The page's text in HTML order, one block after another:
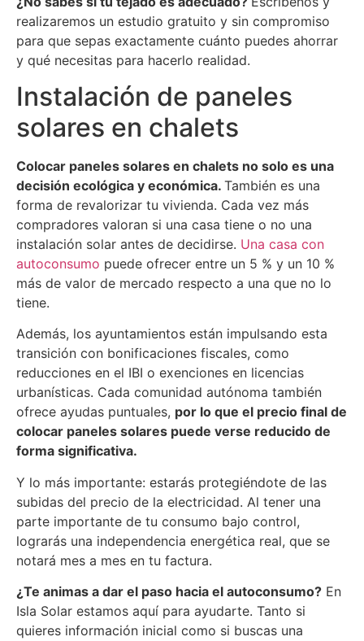
realizaremos un estudio gratuito y sin compromiso
para que sepas exactamente cuánto puedes ahorrar
y qué necesitas para hacerlo realidad.
Instalación de paneles
solares en chalets
Colocar paneles solares en chalets no solo es una
decisión ecológica y económica. También es una
forma de revalorizar tu vivienda. Cada vez más
compradores valoran si una casa tiene o no una
instalación solar antes de decidirse. Una casa con
autoconsumo puede ofrecer entre un 5 % y un 10 %
más de valor de mercado respecto a una que no lo
tiene.
Además, los ayuntamientos están impulsando esta
transición con bonificaciones fiscales, como
reducciones en el IBI o exenciones en licencias
urbanísticas. Cada comunidad autónoma también
ofrece ayudas puntuales, por lo que el precio final de
colocar paneles solares puede verse reducido de
forma significativa.
Y lo más importante: estarás protegiéndote de las
subidas del precio de la electricidad. Al tener una
parte importante de tu consumo bajo control,
lograrás una independencia energética real, que se
notará mes a mes en tu factura.
¿Te animas a dar el paso hacia el autoconsumo? En
Isla Solar estamos aquí para ayudarte. Tanto si
quieres información inicial como si buscas una